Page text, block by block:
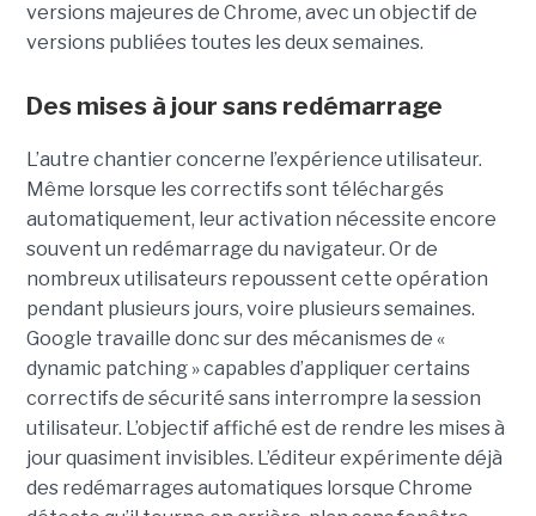
versions majeures de Chrome, avec un objectif de
versions publiées toutes les deux semaines.
Des mises à jour sans redémarrage
L’autre chantier concerne l’expérience utilisateur.
Même lorsque les correctifs sont téléchargés
automatiquement, leur activation nécessite encore
souvent un redémarrage du navigateur. Or de
nombreux utilisateurs repoussent cette opération
pendant plusieurs jours, voire plusieurs semaines.
Google travaille donc sur des mécanismes de «
dynamic patching » capables d’appliquer certains
correctifs de sécurité sans interrompre la session
utilisateur. L’objectif affiché est de rendre les mises à
jour quasiment invisibles. L’éditeur expérimente déjà
des redémarrages automatiques lorsque Chrome